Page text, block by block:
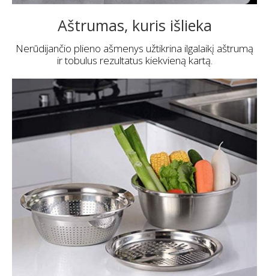
Aštrumas, kuris išlieka
Nerūdijančio plieno ašmenys užtikrina ilgalaikį aštrumą
ir tobulus rezultatus kiekvieną kartą.